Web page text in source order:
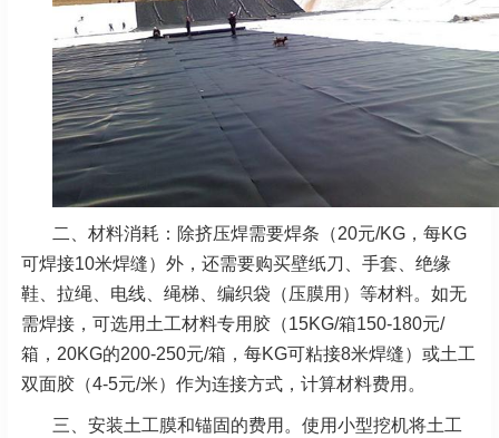
二、材料消耗：除挤压焊需要焊条（20元/KG，每KG
可焊接10米焊缝）外，还需要购买壁纸刀、手套、绝缘
鞋、拉绳、电线、绳梯、编织袋（压膜用）等材料。如无
需焊接，可选用土工材料专用胶（15KG/箱150-180元/
箱，20KG的200-250元/箱，每KG可粘接8米焊缝）或土工
双面胶（4-5元/米）作为连接方式，计算材料费用。
三、安装土工膜和锚固的费用。使用小型挖机将土工